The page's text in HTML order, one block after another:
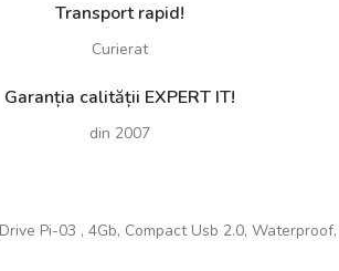
Transport rapid!
Curierat
Garanția calității EXPERT IT!
din 2007
Pi-03 , 4Gb, Compact Usb 2.0, Waterproof,